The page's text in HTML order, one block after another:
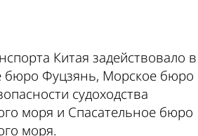
Китая задействовало в
бюро Фуцзянь, Морское бюро
судоходства
моря и Спасательное бюро
моря.